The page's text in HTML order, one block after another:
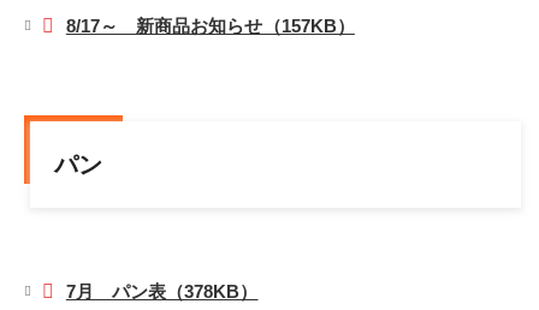
8/17～ 新商品お知らせ（157KB）
パン
7月 パン表（378KB）